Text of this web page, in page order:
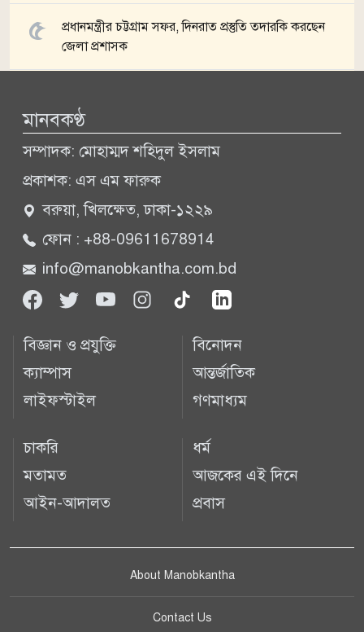
প্রধানমন্ত্রীর চট্টগ্রাম সফর, দিনরাত প্রস্তুতি তদারকি করছেন
জেলা প্রশাসক
মানবকণ্ঠ
সম্পাদক: মোহাম্মদ শহিদুল ইসলাম
প্রকাশক: এস এম ফারুক
বরুয়া, খিলক্ষেত, ঢাকা-১২২৯
ফোন : +88-09611678914
info@manobkantha.com.bd
বিজ্ঞান ও প্রযুক্তি
ক্যাম্পাস
লাইফস্টাইল
বিনোদন
আন্তর্জাতিক
গণমাধ্যম
চাকরি
মতামত
আইন-আদালত
ধর্ম
আজকের এই দিনে
প্রবাস
About Manobkantha
Contact Us